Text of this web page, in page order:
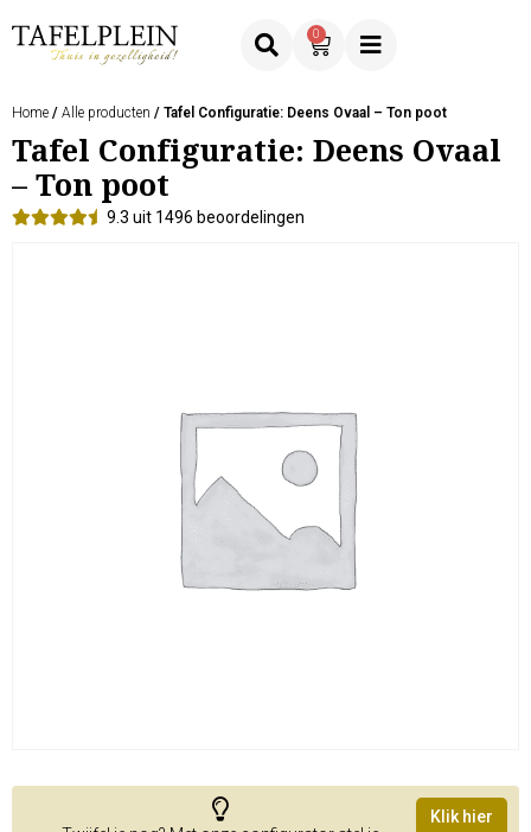
0
Home / Alle producten / Tafel Configuratie: Deens Ovaal – Ton poot
Tafel Configuratie: Deens Ovaal
– Ton poot
9.3 uit 1496 beoordelingen
Klik hier